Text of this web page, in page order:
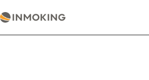
al
contenido